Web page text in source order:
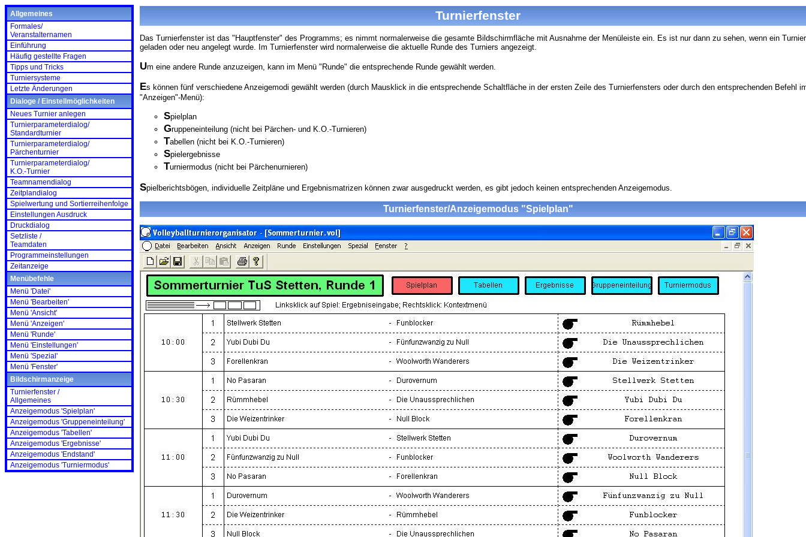
Allgemeines
Formales/
Veranstalternamen
Einführung
Häufig gestellte Fragen
Tipps und Tricks
Turniersysteme
Letzte Änderungen
Dialoge / Einstellmöglichkeiten
Neues Turnier anlegen
Turnierparameterdialog/
Standardturnier
Turnierparameterdialog/
Pärchenturnier
Turnierparameterdialog/
K.O.-Turnier
Teamnamendialog
Zeitplandialog
Spielwertung und Sortierreihenfolge
Einstellungen Ausdruck
Druckdialog
Setzliste /
Teamdaten
Programmeinstellungen
Zeitanzeige
Menübefehle
Menü 'Datei'
Menü 'Bearbeiten'
Menü 'Ansicht'
Menü 'Anzeigen'
Menü 'Runde'
Menü 'Einstellungen'
Menü 'Spezial'
Menü 'Fenster'
Bildschirmanzeige
Turnierfenster /
Allgemeines
Anzeigemodus 'Spielplan'
Anzeigemodus 'Gruppeneinteilung'
Anzeigemodus 'Tabellen'
Anzeigemodus 'Ergebnisse'
Anzeigemodus 'Endstand'
Anzeigemodus 'Turniermodus'
Turnierfenster
Das Turnierfenster ist das "Hauptfenster" des Programms; es nimmt normalerweise die gesamte Bildschirmfläche mit Ausnahme der Menüleiste ein. Es ist nur dann zu sehen, wenn ein Turnier
geladen oder neu angelegt wurde. Im Turnierfenster wird normalerweise die aktuelle Runde des Turniers angezeigt.
Um eine andere Runde anzuzeigen, kann im Menü "Runde" die entsprechende Runde gewählt werden.
Es können fünf verschiedene Anzeigemodi gewählt werden (durch Mausklick in die entsprechende Schaltfläche in der ersten Zeile des Turnierfensters oder durch den entsprechenden Befehl
"Anzeigen"-Menü):
Spielplan
Gruppeneinteilung (nicht bei Pärchen- und K.O.-Turnieren)
Tabellen (nicht bei K.O.-Turnieren)
Spielergebnisse
Turniermodus (nicht bei Pärchenurnieren)
Spielberichtsbögen, individuelle Zeitpläne und Ergebnismatrizen können zwar ausgedruckt werden, es gibt jedoch keinen entsprechenden Anzeigemodus.
Turnierfenster/Anzeigemodus "Spielplan"